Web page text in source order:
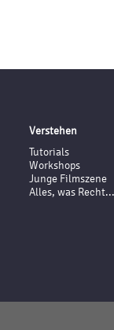
Verstehen
Tutorials
Workshops
Junge Filmszene
Alles, was Recht...